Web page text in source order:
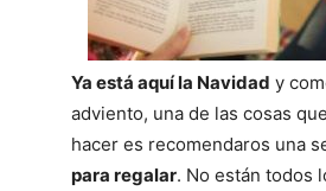
Ya está aquí la Navidad y
adviento, una de las cosas
hacer es recomendaros una
para regalar. No están todos